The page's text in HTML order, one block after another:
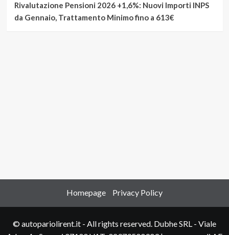
Rivalutazione Pensioni 2026 +1,6%: Nuovi Importi INPS
da Gennaio, Trattamento Minimo fino a 613€
Homepage Privacy Policy
© autopariolirent.it - All rights reserved. Dubhe SRL - Viale